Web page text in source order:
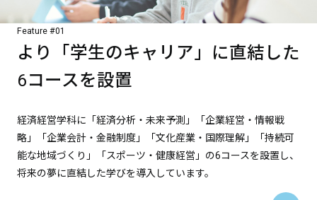
Feature #01
より「学生のキャリア」に直結した
6コースを設置
経済経営学科に「経済分析・未来予測」「企業経営・情報戦
略」「企業会計・金融制度」「文化産業・国際理解」「持続可
能な地域づくり」「スポーツ・健康経営」の6コースを設置し、
将来の夢に直結した学びを導入しています。